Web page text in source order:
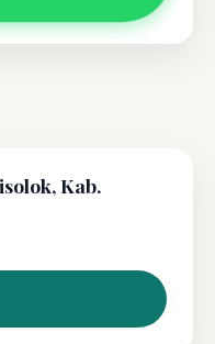
Kab.